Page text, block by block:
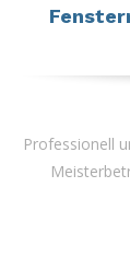
Professionell